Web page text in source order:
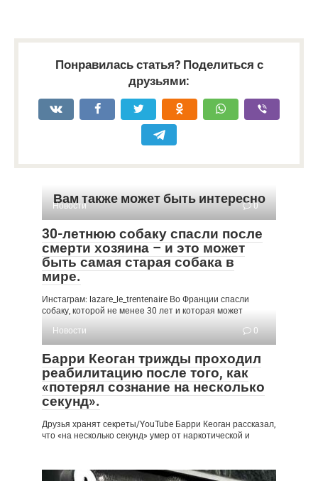
Понравилась статья? Поделиться с
друзьями:
Вам также может быть интересно
Новости 0
30-летнюю собаку спасли после
смерти хозяина – и это может
быть самая старая собака в
мире.
Инстаграм: lazare_le_trentenaire Во Франции спасли
собаку, которой не менее 30 лет и которая может
Новости
0
Барри Кеоган трижды проходил
реабилитацию после того, как
«потерял сознание на несколько
секунд».
Друзья хранят секреты/YouTube Барри Кеоган рассказал,
что «на несколько секунд» умер от наркотической и